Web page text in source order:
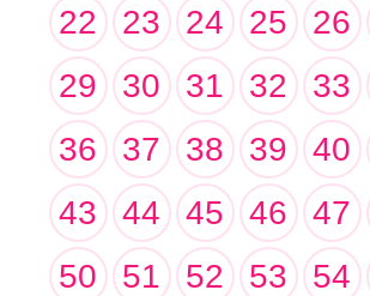
22
23 24 25 26
29
30 31 32 33
36
37 38 39 40
43
44 45 46 47
50
51 52 53 54